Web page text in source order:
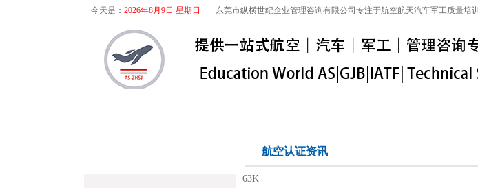
今天是： 2026年8月9日 星期日 东莞市纵横世纪企业管理咨询有限公司专注于航空航天汽车军工质量培训
航空认证资讯
63K